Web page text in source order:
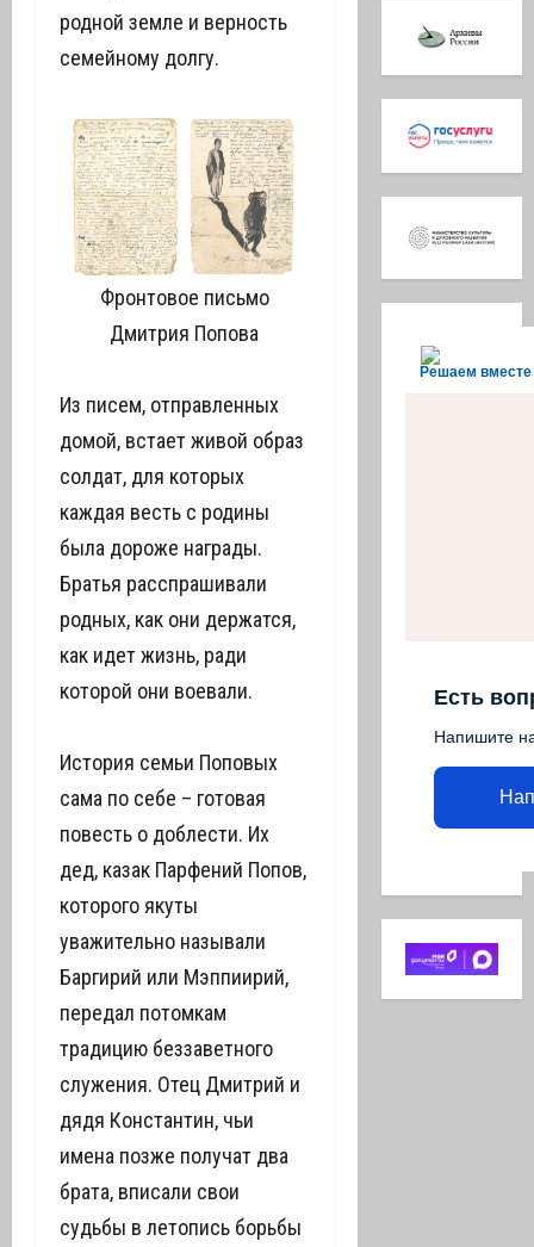
родной земле и верность
семейному долгу.
Фронтовое письмо
Дмитрия Попова
Из писем, отправленных
домой, встает живой образ
солдат, для которых
каждая весть с родины
была дороже награды.
Братья расспрашивали
родных, как они держатся,
как идет жизнь, ради
которой они воевали.
История семьи Поповых
сама по себе – готовая
повесть о доблести. Их
дед, казак Парфений Попов,
которого якуты
уважительно называли
Баргирий или Мэппиирий,
передал потомкам
традицию беззаветного
служения. Отец Дмитрий и
дядя Константин, чьи
имена позже получат два
брата, вписали свои
судьбы в летопись борьбы
Решаем вместе
Есть
Напишите